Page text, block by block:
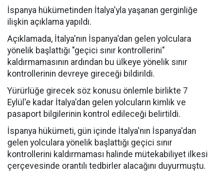
İspanya hükümetinden İtalya'yla yaşanan gerginliğe
ilişkin açıklama yapıldı.
Açıklamada, İtalya'nın İspanya'dan gelen yolculara
yönelik başlattığı "geçici sınır kontrollerini"
kaldırmamasının ardından bu ülkeye yönelik sınır
kontrollerinin devreye gireceği bildirildi.
Yürürlüğe girecek söz konusu önlemle birlikte 7
Eylül'e kadar İtalya'dan gelen yolcuların kimlik ve
pasaport bilgilerinin kontrol edileceği belirtildi.
İspanya hükümeti, gün içinde İtalya'nın İspanya'dan
gelen yolculara yönelik başlattığı geçici sınır
kontrollerini kaldırmaması halinde mütekabiliyet ilkesi
çerçevesinde orantılı tedbirler alacağını duyurmuştu.